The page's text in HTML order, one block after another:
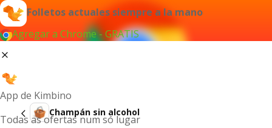
Folletos actuales siempre a la mano
Agregar a Chrome - GRATIS
App de Kimbino
Todas as ofertas num só lugar
Champán sin alcohol